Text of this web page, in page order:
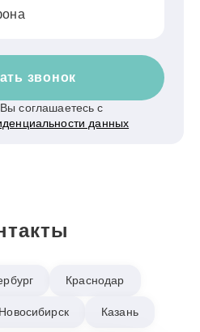
звонок
соглашаетесь с
данных
Краснодар
Новосибирск Казань